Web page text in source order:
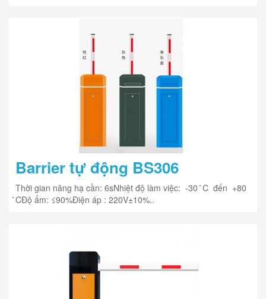
Barrier tự động BS306
Thời gian nâng hạ cần: 6sNhiệt độ làm việc: -30 ̊C đến +80
̊CĐộ ẩm: ≤90%Điện áp : 220V±10%..